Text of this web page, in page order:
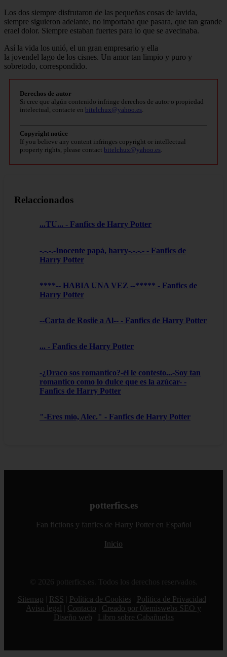
Los dos siempre disfrutaron de las pequeñas cosas de lavida,
siempre siguieron adelante, no importaba que pasara, que tan grande
erael dolor. Siempre estaban fuertes para lo que se avecinaba.
Así la vida los unió, el un gran empresario y ella
la jovendel lago de los cisnes. Un amor tan limpio y puro y
sobretodo, correspondido.
Derechos de autor
Si cree que algún contenido infringe derechos de autor o propiedad
intelectual, contacte en bitelchux@yahoo.es
Copyright notice
If you believe any content infringes copyright or intellectual
property rights, please contact bitelchux@yahoo.es
Relaccionados
...TU... - Fanfics de Harry Potter
-.-.-.-Inocente papá, harry-.-.-.- - Fanfics de
Harry Potter
****-- HABIA UNA VEZ --***** - Fanfics de
Harry Potter
--Carta de Rosiie a Al-- - Fanfics de Harry Potter
... - Fanfics de Harry Potter
-¿Draco sos romantico?-él le contesto...-Soy tan
romantico como lo dulce que es la azúcar- -
Fanfics de Harry Potter
"-Eres mío, Alec." - Fanfics de Harry Potter
potterfics.es
Fan fictions y fanfics de Harry Potter en Español
Inicio
© 2026 potterfics.es. Todos los derechos reservados.
Sitemap
RSS Política de Cookies Política de Privacidad
Aviso legal
Contacto
Creado por 0lemiswebs SEO y
Diseño web
Libro sobre Cabañuelas